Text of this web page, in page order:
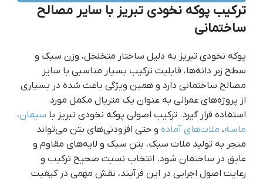
ترکیب پوکه نخودی تبریز با سایر مصالح
ساختمانی
پوکه نخودی تبریز به دلیل ساختار متخلخل، وزن سبک و
سطح زبر دانه‌ها، قابلیت ترکیب بسیار مناسبی با سایر
مصالح ساختمانی دارد و همین ویژگی باعث شده در بسیاری
از پروژه‌های عمرانی به عنوان یک متریال مکمل مورد
استفاده قرار گیرد. ترکیب اصولی پوکه نخودی تبریز با سیمان،
ماسه، ملات‌های آماده و حتی افزودنی‌های بتن می‌تواند
منجر به تولید ملات سبک، بتن سبک و لایه‌های مقاوم و
عایق در ساختمان شود. انتخاب نسبت صحیح ترکیب و
رعایت اصول اجرایی در این فرآیند، نقش مهمی در کیفیت